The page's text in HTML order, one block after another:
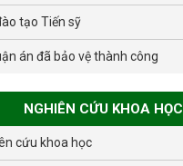
tạo Tiến sỹ
án đã bảo vệ thành công
NGHIÊN CỨU KHOA HỌC
cứu khoa học